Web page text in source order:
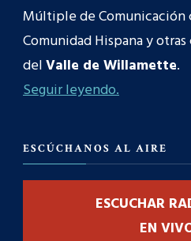
Múltiple de Comunicación
Comunidad Hispana y
delValle de Willamette.
Seguir leyendo.
ESCÚCHANOS AL AIRE
ESCUCHAR
EN